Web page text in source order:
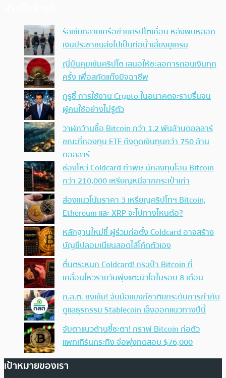
รัสเซียทลายเครือข่ายคริปโตเถื่อน หลังพบหลอก
เงินประชาชนส่งไปเป็นท่อน้ำเลี้ยงยูเครน
ญี่ปุ่นคุมเข้มคริปโต เสนอให้ชะลอการถอนเงินทุก
ครั้ง เพื่อสกัดแก๊งมิจฉาชีพ
กูรูชี้ การใช้งาน Crypto ในอนาคตจะราบรื่นจน
ผู้คนใช้อย่างไม่รู้ตัว
วาฬกว้านซื้อ Bitcoin กว่า 1.2 พันล้านดอลลาร์
ขณะที่กองทุน ETF ดึงดูดเงินทุนกว่า 750 ล้าน
ดอลลาร์
ช่องโหว่ Coldcard ทำพิษ นักลงทุนโอน Bitcoin
กว่า 210,000 เหรียญหนีจากกระเป๋าเก่า
ส่องแนวโน้มราคา 3 เหรียญคริปโทฯ Bitcoin,
Ethereum และ XRP จะไปทางไหนต่อ?
หลักฐานใหม่ชี้ ผู้ร่วมก่อตั้ง Coldcard อาจสร้าง
บัญชีปลอมเนียนสอดไส้โค้ดตัวเอง
ตื่นตระหนก Coldcard! กระเป๋า Bitcoin ที่
เคลื่อนไหวรายวันพุ่งแตะนิวไฮในรอบ 8 เดือน
ก.ล.ต. ชงเข้ม! จับมือแบงก์ชาติยกระดับการกำกับ
ดูแลธุรกรรม Stablecoin เล็งออกแนวทางปีนี้
จับตาแนวต้านชี้ชะตา! กราฟ Bitcoin ก่อตัว
แพทเทิร์นกระทิง จ่อพุ่งทดสอบ $76,000
เป้าหมายของเรา